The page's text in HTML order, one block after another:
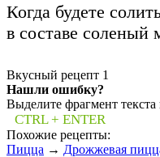
Когда будете
в составе соленый
Вкусный рецепт 1
Нашли ошибку?
Выделите фрагмент
CTRL + ENTER
Похожие рецепты:
Пицца → Дрожжевая